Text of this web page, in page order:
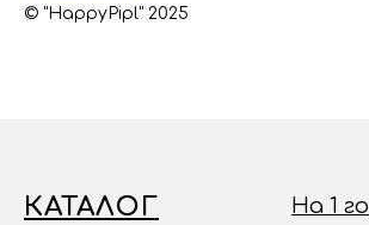
© "HappyPipl" 2025
КАТАЛОГ
На 1